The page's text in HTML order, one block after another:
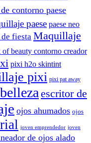
contorno paese
paese paese neo
fiesta Maquillaje
beauty contorno creador
pixi h2o skintint
pixi pixi pat away
escritor de
ojos ahumados ojos
joven emprendedor joven
de ojos alado